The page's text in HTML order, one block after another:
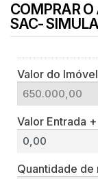
COMPRAR
SAC-
Valor do
Valor Entrada +
Quantidade de